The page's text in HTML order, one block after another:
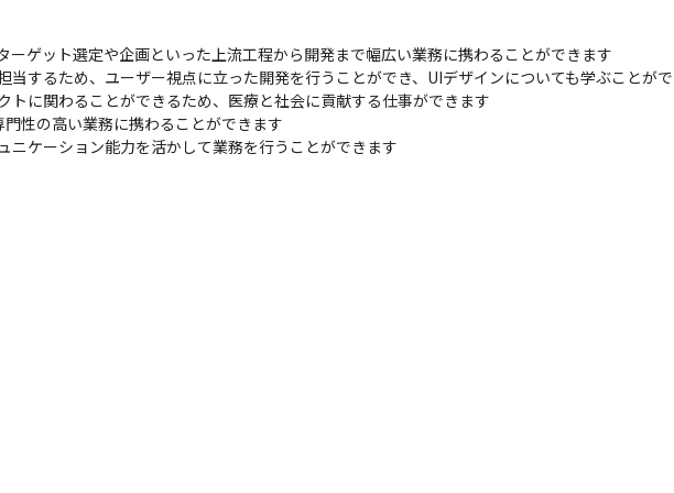
ーゲット選定や企画といった上流工程から開発まで幅広い業務に携わることができます
当するため、ユーザー視点に立った開発を行うことができ、UIデザインについても学ぶことが
トに関わることができるため、医療と社会に貢献する仕事ができます
性の高い業務に携わることができます
ニケーション能力を活かして業務を行うことができます